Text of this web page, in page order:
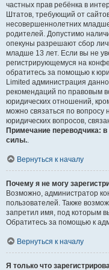
частных прав ребёнка в
Штатов, требующий от
несовершеннолетних
родителей. Допустимо
опекуны разрешают сбор
младше 13 лет. Если вы не
регистрирующемуся на
обратитесь за помощью к
Limited администрация
рекомендаций по правовым
юридических отношений,
можно связаться по вопросу
юридических вопросов,
Примечание переводчика:
силы..
Вернуться к началу
Почему я не могу
Возможно, администратор
пользователей. Также
запретил имя, под которым
Обратитесь за помощью к
Вернуться к началу
Я только что